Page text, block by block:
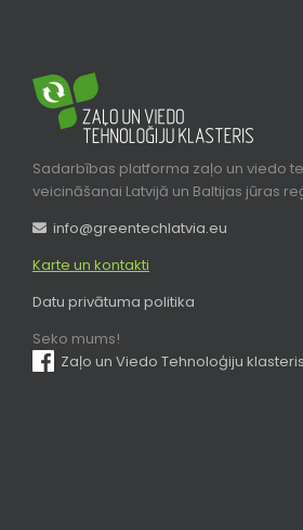
Sadarbības platforma zaļo un viedo
veicināšanai Latvijā un Baltijas jūras
info@greentechlatvia.eu
Karte un kontakti
Datu privātuma politika
Seko mums!
Zaļo un Viedo Tehnoloģiju klasteris